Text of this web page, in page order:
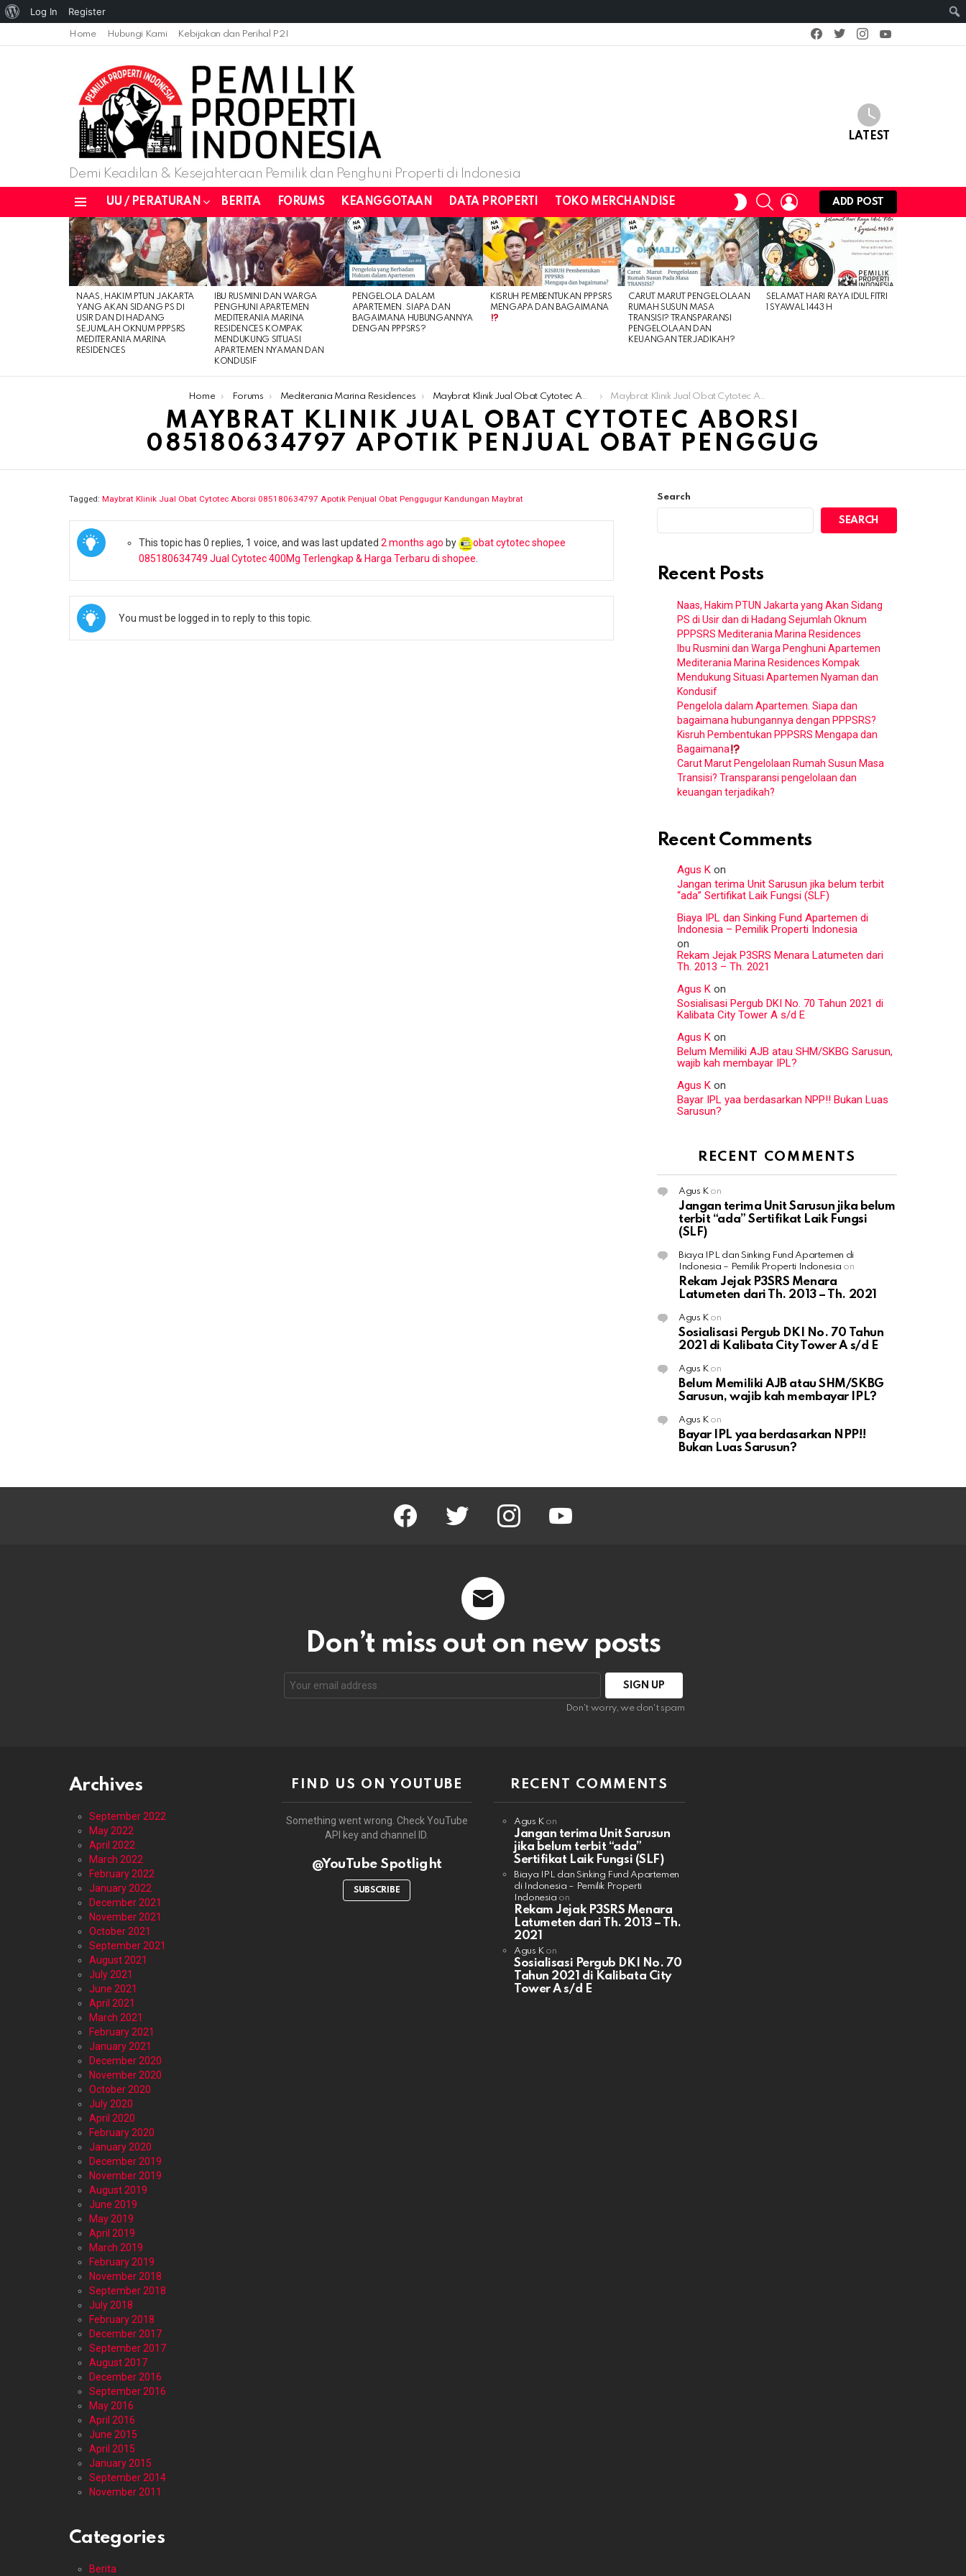
Home Hubungi Kami Kebijakan dan Perihal P2I
facebooktwitterinstagram
Demi Keadilan & Kesejahteraan Pemilik dan Penghuni Properti di Indonesia
LATEST
UU / PERATURAN BERITA FORUMS KEANGGOTAAN DATA PROPERTI TOKO MERCHANDISE
SWITCH
SKIN
SEARCHLOGIN
ADD POST
LATEST
STORIES
NAAS, HAKIM PTUN JAKARTA
YANG AKAN SIDANG PS DI
USIR DAN DI HADANG
SEJUMLAH OKNUM PPPSRS
MEDITERANIA MARINA
RESIDENCES
IBU RUSMINI DAN WARGA
PENGHUNI APARTEMEN
MEDITERANIA MARINA
RESIDENCES KOMPAK
MENDUKUNG SITUASI
APARTEMEN NYAMAN DAN
KONDUSIF
PENGELOLA DALAM
APARTEMEN. SIAPA DAN
BAGAIMANA HUBUNGANNYA
DENGAN PPPSRS?
KISRUH PEMBENTUKAN PPPSRS
MENGAPA DAN BAGAIMANA
CARUT MARUT PENGELOLAAN
RUMAH SUSUN MASA
TRANSISI? TRANSPARANSI
PENGELOLAAN DAN
KEUANGAN TERJADIKAH?
SELAMAT HARI RAYA IDUL FITRI
1 SYAWAL 1443 H
Home Forums Mediterania Marina Residences Maybrat Klinik Jual Obat Cytotec Aborsi 085180634797 Apotik Penjual Obat Penggugur Kandungan Maybrat Maybrat Klinik Jual Obat Cytotec Aborsi 085180634797 Apotik Penjual Obat Penggug
MAYBRAT KLINIK JUAL OBAT CYTOTEC ABORSI
085180634797 APOTIK PENJUAL OBAT PENGGUG
Tagged: Maybrat Klinik Jual Obat Cytotec Aborsi 085180634797 Apotik Penjual Obat Penggugur Kandungan Maybrat
This topic has 0 replies, 1 voice, and was last updated 2 months ago by
obat cytotec shopee
085180634749 Jual Cytotec 400Mg Terlengkap & Harga Terbaru di shopee
You must be logged in to reply to this topic.
Search
SEARCH
Recent Posts
Naas, Hakim PTUN Jakarta yang Akan Sidang
PS di Usir dan di Hadang Sejumlah Oknum
PPPSRS Mediterania Marina Residences
Ibu Rusmini dan Warga Penghuni Apartemen
Mediterania Marina Residences Kompak
Mendukung Situasi Apartemen Nyaman dan
Kondusif
Pengelola dalam Apartemen. Siapa dan
bagaimana hubungannya dengan PPPSRS?
Kisruh Pembentukan PPPSRS Mengapa dan
Bagaimana
Carut Marut Pengelolaan Rumah Susun Masa
Transisi? Transparansi pengelolaan dan
keuangan terjadikah?
Recent Comments
Agus K on
Jangan terima Unit Sarusun jika belum terbit
“ada” Sertifikat Laik Fungsi (SLF)
Biaya IPL dan Sinking Fund Apartemen di
Indonesia – Pemilik Properti Indonesia
on
Rekam Jejak P3SRS Menara Latumeten dari
Th. 2013 – Th. 2021
Agus K on
Sosialisasi Pergub DKI No. 70 Tahun 2021 di
Kalibata City Tower A s/d E
Agus K on
Belum Memiliki AJB atau SHM/SKBG Sarusun,
wajib kah membayar IPL?
Agus K on
Bayar IPL yaa berdasarkan NPP!! Bukan Luas
Sarusun?
RECENT COMMENTS
Agus Kon
Jangan terima Unit Sarusun jika belum
terbit “ada” Sertifikat Laik Fungsi
(SLF)
Biaya IPL dan Sinking Fund Apartemen di
Indonesia – Pemilik Properti Indonesia on
Rekam Jejak P3SRS Menara
Latumeten dari Th. 2013 – Th. 2021
Agus Kon
Sosialisasi Pergub DKI No. 70 Tahun
2021 di Kalibata City Tower A s/d E
Agus Kon
Belum Memiliki AJB atau SHM/SKBG
Sarusun, wajib kah membayar IPL?
Agus Kon
Bayar IPL yaa berdasarkan NPP!!
Bukan Luas Sarusun?
facebook twitter instagram youtube
Don’t miss out on new posts
address:
Don't worry, we don't spam
Archives
September 2022
May 2022
April 2022
March 2022
February 2022
January 2022
December 2021
November 2021
October 2021
September 2021
August 2021
July 2021
June 2021
April 2021
March 2021
February 2021
January 2021
December 2020
November 2020
October 2020
July 2020
April 2020
February 2020
January 2020
December 2019
November 2019
August 2019
June 2019
May 2019
April 2019
March 2019
February 2019
November 2018
September 2018
July 2018
February 2018
December 2017
September 2017
August 2017
December 2016
September 2016
May 2016
April 2016
June 2015
April 2015
January 2015
September 2014
November 2011
Categories
Berita
FIND US ON YOUTUBE
Something went wrong. Check YouTube
API key and channel ID.
@YouTube Spotlight
SUBSCRIBE
RECENT COMMENTS
Agus Kon
Jangan terima Unit Sarusun
jika belum terbit “ada”
Sertifikat Laik Fungsi (SLF)
Biaya IPL dan Sinking Fund Apartemen
di Indonesia – Pemilik Properti
Indonesia on
Rekam Jejak P3SRS Menara
Latumeten dari Th. 2013 – Th.
2021
Agus Kon
Sosialisasi Pergub DKI No. 70
Tahun 2021 di Kalibata City
Tower A s/d E
About
Log In Register